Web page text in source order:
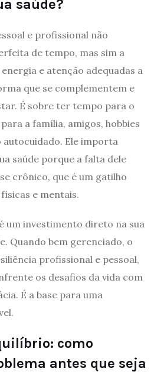
saúde?
e profissional não
de tempo, mas sim a
e atenção adequadas a
que se complementem e
É sobre ter tempo para o
a família, amigos, hobbies
Ele importa
saúde porque a falta dele
crônico, que é um gatilho
e mentais.
um investimento direto na sua
Quando bem gerenciado, o
profissional e pessoal,
os desafios da vida com
É a base para uma
como
antes que seja